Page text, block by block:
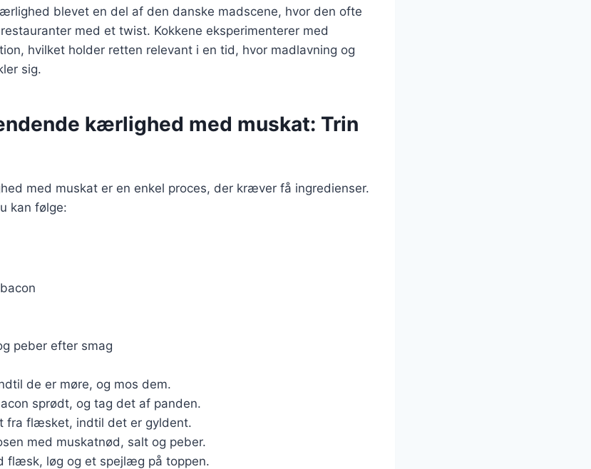
blevet en del af den danske madscene, hvor den ofte
med et twist. Kokkene eksperimenterer med
hvilket holder retten relevant i en tid, hvor madlavning og
sig.
kærlighed med muskat: Trin
med muskat er en enkel proces, der kræver få ingredienser.
kan følge:
peber efter smag
de er møre, og mos dem.
sprødt, og tag det af panden.
fra flæsket, indtil det er gyldent.
med muskatnød, salt og peber.
flæsk, løg og et spejlæg på toppen.